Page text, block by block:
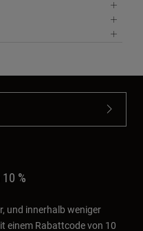
%
und innerhalb weniger
einem Rabattcode von 10